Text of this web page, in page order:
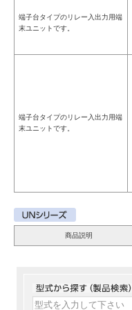
端子台タイプのリレー入出力用端
末ユニットです。
端子台タイプのリレー入出力用端
末ユニットです。
商品説明